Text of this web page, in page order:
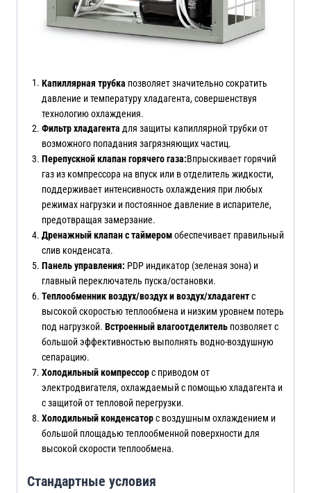
Капиллярная трубка позволяет значительно сократить
давление и температуру хладагента, совершенствуя
технологию охлаждения.
Фильтр хладагента для защиты капиллярной трубки от
возможного попадания загрязняющих частиц.
Перепускной клапан горячего газа:Впрыскивает горячий
газ из компрессора на впуск или в отделитель жидкости,
поддерживает интенсивность охлаждения при любых
режимах нагрузки и постоянное давление в испарителе,
предотвращая замерзание.
Дренажный клапан с таймеромобеспечивает правильный
слив конденсата.
Панель управления: PDP индикатор (зеленая зона) и
главный переключатель пуска/остановки.
Теплообменник воздух/воздух и воздух/хладагентс
высокой скоростью теплообмена и низким уровнем потерь
под нагрузкой. Встроенный влагоотделитель позволяет с
большой эффективностью выполнять водно-воздушную
сепарацию.
Холодильный компрессорс приводом от
электродвигателя, охлаждаемый с помощью хладагента и
с защитой от тепловой перегрузки.
Холодильный конденсаторс воздушным охлаждением и
большой площадью теплообменной поверхности для
высокой скорости теплообмена.
Стандартные условия